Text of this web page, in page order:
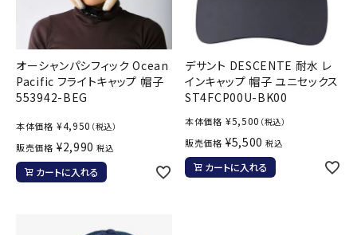
オーシャンパシフィック Ocean
Pacific フライトキャップ 帽子
553942-BEG
本体価格 ¥4,950 （税込）
販売価格 ¥2,990 税込
カートに入れる
デサント DESCENTE 耐水 レ
インキャップ 帽子 ユニセックス
ST4FCP00U-BK00
本体価格 ¥5,500 （税込）
販売価格 ¥5,500 税込
カートに入れる